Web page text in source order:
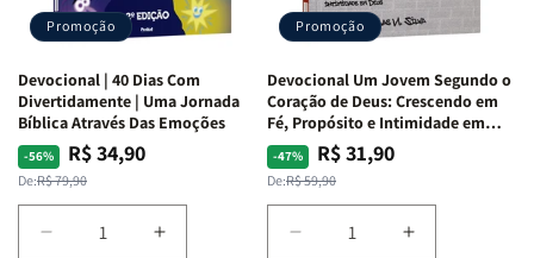
Promoção
Devocional | 40 Dias Com
Divertidamente | Uma Jornada
Bíblica Através Das Emoções
-56%
Preço
normal
De:R$ 79,90
Preço
promocional
R$ 34,90
Diminuir
Aumentar
Promoção
Devocional Um Jovem Segundo o
Coração de Deus: Crescendo em
Fé, Propósito e Intimidade em
Deus
-47%
Preço
normal
De:R$ 59,90
Preço
promocional
R$ 31,90
Diminuir
Aumentar